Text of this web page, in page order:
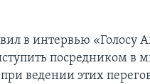
в интервью «Голосу
посредником в
ведении этих